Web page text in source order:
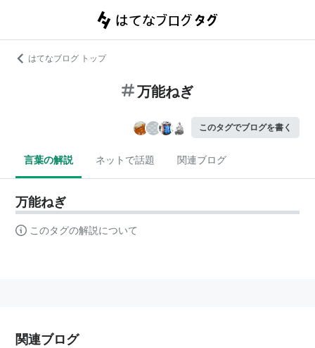
はてなブログ トップ
万能ねぎ
このタグでブログを書く
言葉の解説 ネットで話題 関連ブログ
万能ねぎ
このタグの解説について
関連ブログ